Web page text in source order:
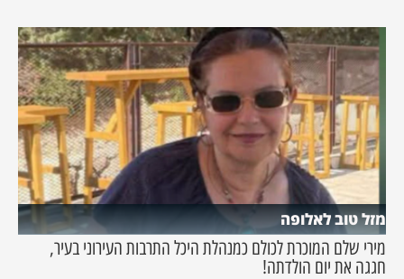
מזל טוב לאלופה
מירי שלם המוכרת לכולם כמנהלת היכל התרבות העירוני בעיר,
חגגה את יום הולדתה!